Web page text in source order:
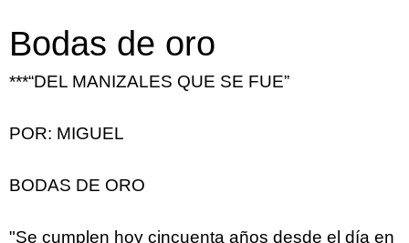
Bodas de oro
***“DEL MANIZALES QUE SE FUE”
POR: MIGUEL
BODAS DE ORO
"Se cumplen hoy cincuenta años desde el día en